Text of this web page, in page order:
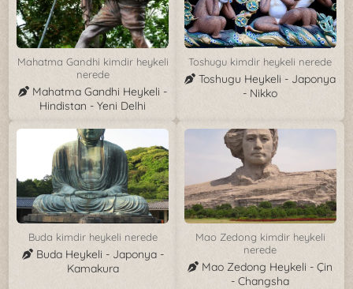
Mahatma Gandhi kimdir heykeli
nerede
Mahatma Gandhi Heykeli -
Hindistan - Yeni Delhi
Toshugu kimdir heykeli nerede
Toshugu Heykeli - Japonya
- Nikko
Buda kimdir heykeli nerede
Buda Heykeli - Japonya -
Kamakura
Mao Zedong kimdir heykeli
nerede
Mao Zedong Heykeli - Çin
- Changsha